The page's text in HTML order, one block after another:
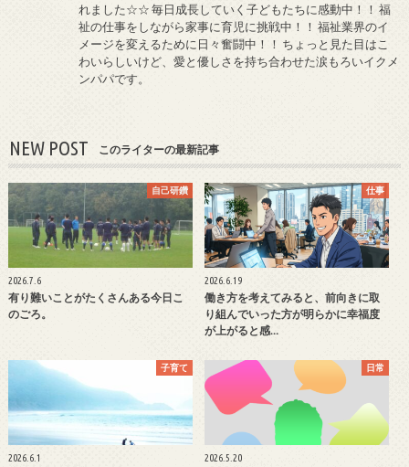
れました☆☆ 毎日成長していく子どもたちに感動中！！ 福
祉の仕事をしながら家事に育児に挑戦中！！ 福祉業界のイ
メージを変えるために日々奮闘中！！ ちょっと見た目はこ
わいらしいけど、愛と優しさを持ち合わせた涙もろいイクメ
ンパパです。
NEW POST このライターの最新記事
自己研鑽
2026.7.6
有り難いことがたくさんある今日こ
のごろ。
仕事
2026.6.19
働き方を考えてみると、前向きに取
り組んでいった方が明らかに幸福度
が上がると感…
子育て
2026.6.1
日常
2026.5.20